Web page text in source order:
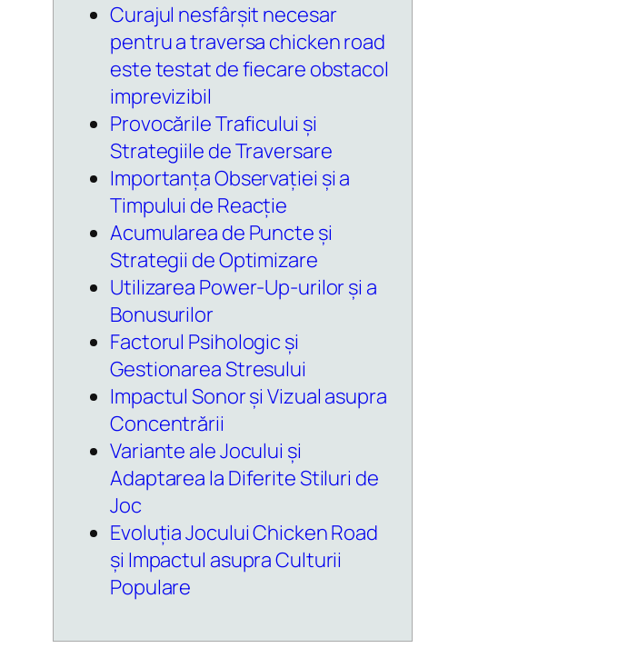
Curajul nesfârșit necesar
pentru a traversa chicken road
este testat de fiecare obstacol
imprevizibil
Provocările Traficului și
Strategiile de Traversare
Importanța Observației și a
Timpului de Reacție
Acumularea de Puncte și
Strategii de Optimizare
Utilizarea Power-Up-urilor și a
Bonusurilor
Factorul Psihologic și
Gestionarea Stresului
Impactul Sonor și Vizual asupra
Concentrării
Variante ale Jocului și
Adaptarea la Diferite Stiluri de
Joc
Evoluția Jocului Chicken Road
și Impactul asupra Culturii
Populare